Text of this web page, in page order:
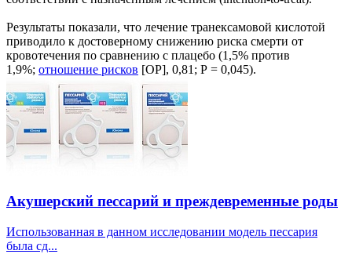
Результаты показали, что лечение транексамовой кислотой
приводило к достоверному снижению риска смерти от
кровотечения по сравнению с плацебо (1,5% против
1,9%; отношение рисков [ОР], 0,81; P = 0,045).
Акушерский пессарий и преждевременные роды
Использованная в данном исследовании модель пессария
была сд...